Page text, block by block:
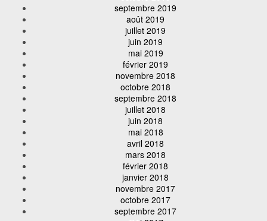
septembre 2019
août 2019
juillet 2019
juin 2019
mai 2019
février 2019
novembre 2018
octobre 2018
septembre 2018
juillet 2018
juin 2018
mai 2018
avril 2018
mars 2018
février 2018
janvier 2018
novembre 2017
octobre 2017
septembre 2017